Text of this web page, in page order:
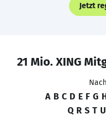
Jetzt
21 Mio. XING
A B C D E F G
Q R S T U